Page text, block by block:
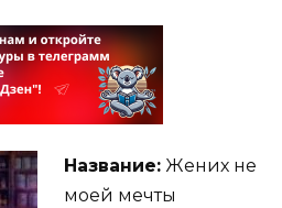
Название: Жених не
моей мечты